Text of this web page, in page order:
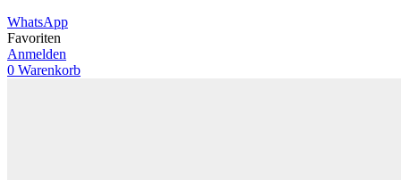
WhatsApp
Favoriten
Anmelden
0 Warenkorb